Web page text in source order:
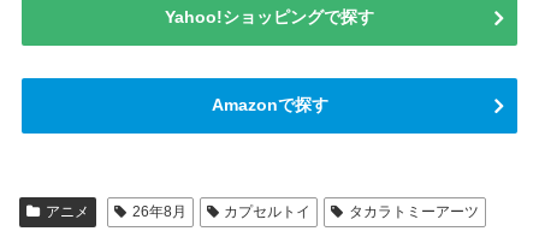
Yahoo!ショッピングで探す
Amazonで探す
アニメ 26年8月 カプセルトイ タカラトミーアーツ